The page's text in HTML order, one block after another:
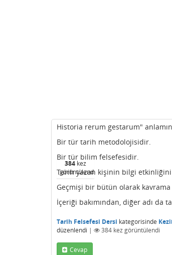
384 kez
görüntülendi
Historia rerum gestarum"
Bir tür tarih metodolojisidir.
Bir tür bilim felsefesidir.
Tarih yazan kişinin bilgi etkinliğini
Geçmişi bir bütün olarak
İçeriği bakımından, diğer adı da
Tarih Felsefesi Dersi kategorisinde
düzenlendi | 384 kez görüntülendi
Cevap